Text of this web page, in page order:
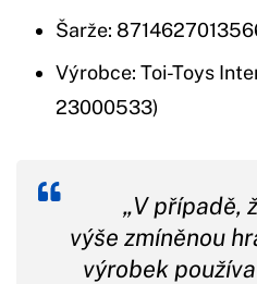
Šarže:
Výrobce: Toi-Toys
23000533)
„V případě,
výše zmíněnou
výrobek